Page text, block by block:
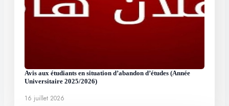
Avis aux étudiants en situation d’abandon d’études (Année
Universitaire 2025/2026)
16 juillet 2026